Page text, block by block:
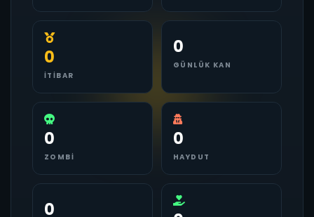
0
İTIBAR
0
GÜNLÜK KAN
0
ZOMBI
0
HAYDUT
0